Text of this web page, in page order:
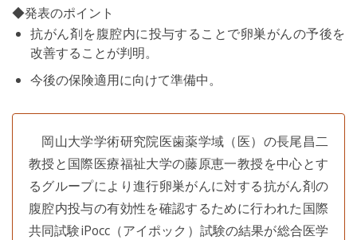
◆発表のポイント
抗がん剤を腹腔内に投与することで卵巣がんの予後を
改善することが判明。
今後の保険適用に向けて準備中。
岡山大学学術研究院医歯薬学域（医）の長尾昌二
教授と国際医療福祉大学の藤原恵一教授を中心とす
るグループにより進行卵巣がんに対する抗がん剤の
腹腔内投与の有効性を確認するために行われた国際
共同試験iPocc（アイポック）試験の結果が総合医学